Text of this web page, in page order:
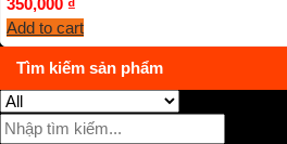
350,000 ₫
Add to cart
Tìm kiếm sản phẩm